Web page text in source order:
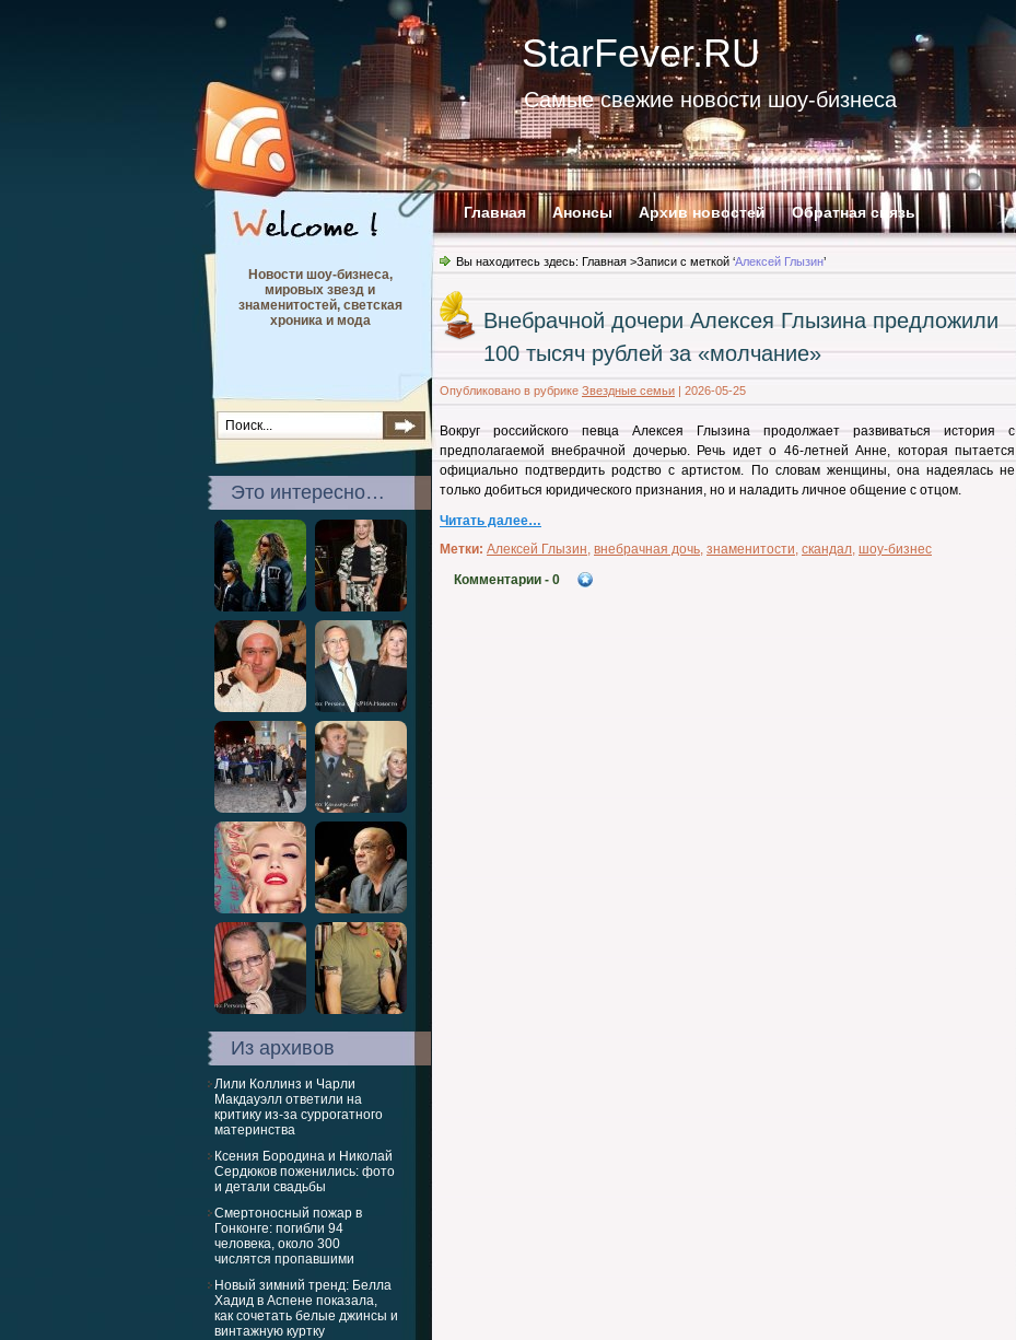
StarFever.RU
Самые свежие новости шоу-бизнеса
Главная Анонсы Архив новостей Обратная связь
Новости шоу-бизнеса,
мировых звезд и
знаменитостей, светская
хроника и мода
Это интересно…
Из архивов
Лили Коллинз и Чарли
Макдауэлл ответили на
критику из-за суррогатного
материнства
Ксения Бородина и Николай
Сердюков поженились: фото
и детали свадьбы
Смертоносный пожар в
Гонконге: погибли 94
человека, около 300
числятся пропавшими
Новый зимний тренд: Белла
Хадид в Аспене показала,
как сочетать белые джинсы и
винтажную куртку
Вы находитесь здесь: Главная >Записи с меткой ‘Алексей Глызин’
Внебрачной дочери Алексея Глызина предложили
100 тысяч рублей за «молчание»
Опубликовано в рубрике Звездные семьи | 2026-05-25
Вокруг российского певца Алексея Глызина продолжает развиваться история с
предполагаемой внебрачной дочерью. Речь идет о 46-летней Анне, которая пытается
официально подтвердить родство с артистом. По словам женщины, она надеялась не
только добиться юридического признания, но и наладить личное общение с отцом.
Читать далее…
Метки: Алексей Глызин, внебрачная дочь, знаменитости, скандал, шоу-бизнес
Комментарии - 0